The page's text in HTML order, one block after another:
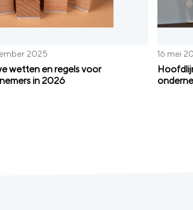
2025
wetten en regels voor
in 2026
16 mei